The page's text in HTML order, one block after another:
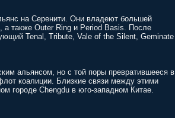
на Серенити. Они владеют большей
а также Outer Ring и Period Basis. После
Tenal, Tribute, Vale of the Silent, Geminate
альянсом, но с той поры превратившееся в
коалиции. Близкие связи между этими
городе Chengdu в юго-западном Китае.